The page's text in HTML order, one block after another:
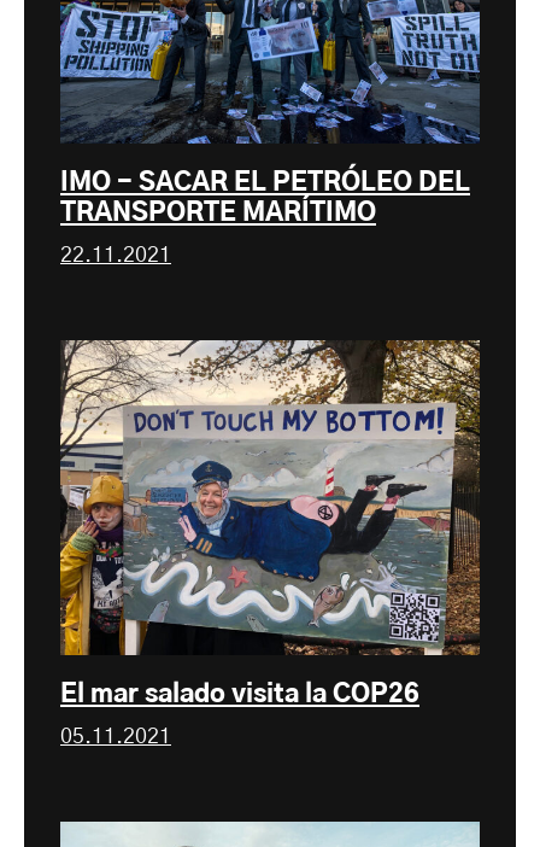
IMO - SACAR EL PETRÓLEO DEL
TRANSPORTE MARÍTIMO
22.11.2021
El mar salado visita la COP26
05.11.2021